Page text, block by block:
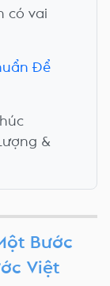
có vai
Để
&
Bước
Việt